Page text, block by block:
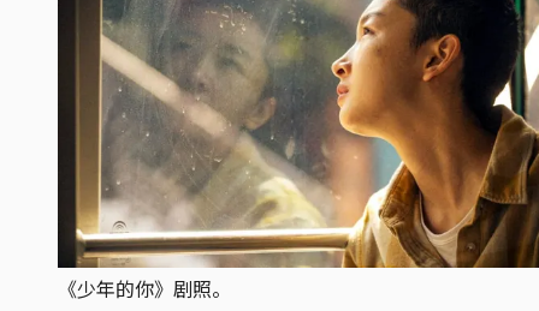
《少年的你》剧照。